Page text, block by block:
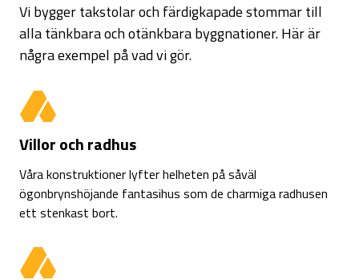
Vi bygger takstolar och färdigkapade stommar till
alla tänkbara och otänkbara byggnationer. Här är
några exempel på vad vi gör.
Villor och radhus
Våra konstruktioner lyfter helheten på såväl
ögonbrynshöjande fantasihus som de charmiga radhusen
ett stenkast bort.